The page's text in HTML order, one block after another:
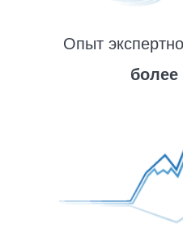
Опыт
более